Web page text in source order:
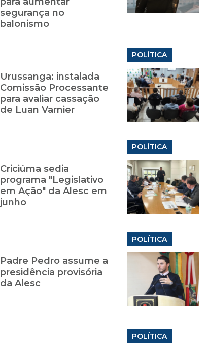
segurança no
balonismo
Urussanga: instalada
Comissão Processante
para avaliar cassação
de Luan Varnier
POLÍTICA
Criciúma sedia
programa "Legislativo
em Ação" da Alesc em
junho
POLÍTICA
Padre Pedro assume a
presidência provisória
da Alesc
POLÍTICA
POLÍTICA